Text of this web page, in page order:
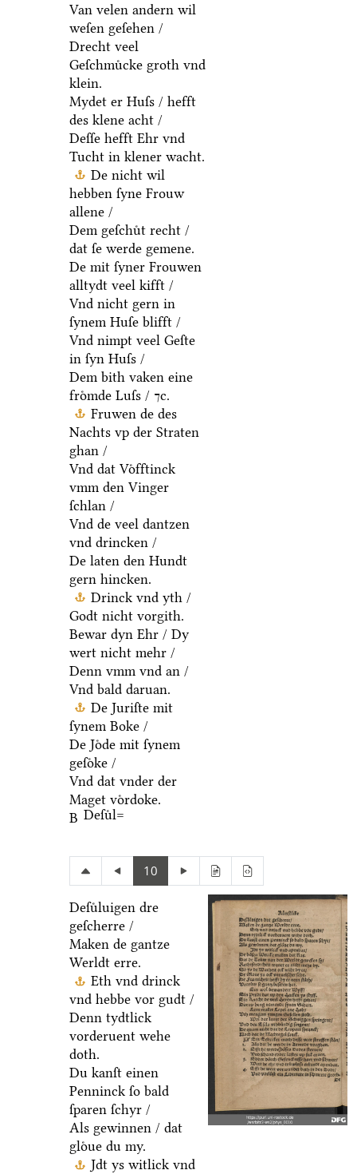
Van velen andern wil
weſen geſehen /
Drecht veel
Geſchmuͤcke groth vnd
klein.
Mydet er Huſs / hefft
des klene acht /
Deſſe hefft Ehr vnd
Tucht in klener wacht.
De nicht wil
hebben ſyne Frouw
allene /
Dem geſchuͤt recht /
dat ſe werde gemene.
De mit ſyner Frouwen
alltydt veel kifft /
Vnd nicht gern in
ſynem Huſe blifft /
Vnd nimpt veel Geſte
in ſyn Huſs /
Dem bith vaken eine
froͤmde Luſs / ⁊c.
Fruwen de des
Nachts vp der Straten
ghan /
Vnd dat Voͤfftinck
vmm den Vinger
ſchlan /
Vnd de veel dantzen
vnd drincken /
De laten den Hundt
gern hincken.
Drinck vnd yth /
Godt nicht vorgith.
Bewar dyn Ehr / Dy
wert nicht mehr /
Denn vmm vnd an /
Vnd bald daruan.
De Juriſte mit
ſynem Boke /
De Joͤde mit ſynem
geſoͤke /
Vnd dat vnder der
Maget voͤrdoke.
B Deſuͤl=
10
Deſuͤluigen dre
geſcherre /
Maken de gantze
Werldt erre.
Eth vnd drinck
vnd hebbe vor gudt /
Denn tydtlick
vorderuent wehe
doth.
Du kanſt einen
Penninck ſo bald
ſparen ſchyr /
Als gewinnen / dat
gloͤue du my.
Jdt ys witlick vnd